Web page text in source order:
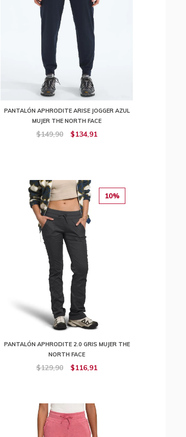
PANTALÓN APHRODITE ARISE JOGGER AZUL
MUJER THE NORTH FACE
$149,90 $134,91
10%
PANTALÓN APHRODITE 2.0 GRIS MUJER THE
NORTH FACE
$129,90 $116,91